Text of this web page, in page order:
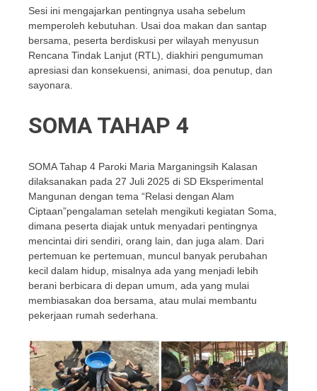
Sesi ini mengajarkan pentingnya usaha sebelum
memperoleh kebutuhan. Usai doa makan dan santap
bersama, peserta berdiskusi per wilayah menyusun
Rencana Tindak Lanjut (RTL), diakhiri pengumuman
apresiasi dan konsekuensi, animasi, doa penutup, dan
sayonara.
SOMA TAHAP 4
SOMA Tahap 4 Paroki Maria Marganingsih Kalasan
dilaksanakan pada 27 Juli 2025 di SD Eksperimental
Mangunan dengan tema “Relasi dengan Alam
Ciptaan”pengalaman setelah mengikuti kegiatan Soma,
dimana peserta diajak untuk menyadari pentingnya
mencintai diri sendiri, orang lain, dan juga alam. Dari
pertemuan ke pertemuan, muncul banyak perubahan
kecil dalam hidup, misalnya ada yang menjadi lebih
berani berbicara di depan umum, ada yang mulai
membiasakan doa bersama, atau mulai membantu
pekerjaan rumah sederhana.